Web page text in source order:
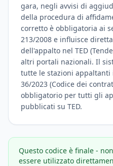
gara, negli avvisi di
della procedura di
corretto è obbligatoria ai
213/2008 e influisce
dell'appalto nel TED
altri portali nazionali. Il
tutte le stazioni appaltanti
36/2023 (Codice dei
obbligatorio per tutti gli
pubblicati su TED.
Questo codice è finale -
essere utilizzato